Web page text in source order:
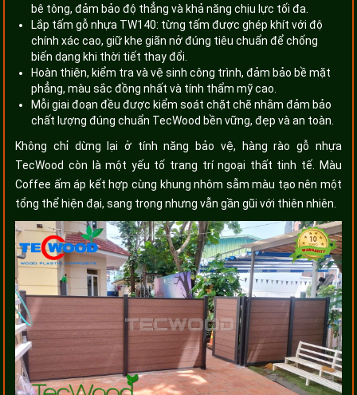
bê tông, đảm bảo độ thẳng và khả năng chịu lực tối đa.
Lắp tấm gỗ nhựa TW140: từng tấm được ghép khít với độ
chính xác cao, giữ khe giãn nở đúng tiêu chuẩn để chống
biến dạng khi thời tiết thay đổi.
Hoàn thiện, kiểm tra và vệ sinh công trình, đảm bảo bề mặt
phẳng, màu sắc đồng nhất và tính thẩm mỹ cao.
Mỗi giai đoạn đều được kiểm soát chặt chẽ nhằm đảm bảo
chất lượng đúng chuẩn TecWood bền vững, đẹp và an toàn.
Không chỉ dừng lại ở tính năng bảo vệ, hàng rào gỗ nhựa
TecWood còn là một yếu tố trang trí ngoại thất tinh tế. Màu
Coffee ấm áp kết hợp cùng khung nhôm sẫm màu tạo nên một
tổng thể hiện đại, sang trọng nhưng vẫn gần gũi với thiên nhiên.